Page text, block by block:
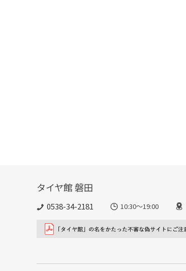
タイヤ館 磐田
0538-34-2181 10:30～19:00